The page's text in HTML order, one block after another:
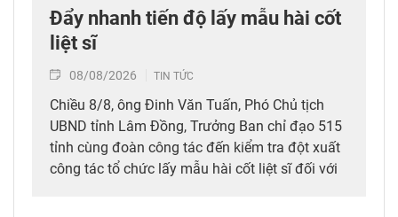
Đẩy nhanh tiến độ lấy mẫu hài cốt
liệt sĩ
08/08/2026 TIN TỨC
Chiều 8/8, ông Đinh Văn Tuấn, Phó Chủ tịch
UBND tỉnh Lâm Đồng, Trưởng Ban chỉ đạo 515
tỉnh cùng đoàn công tác đến kiểm tra đột xuất
công tác tổ chức lấy mẫu hài cốt liệt sĩ đối với